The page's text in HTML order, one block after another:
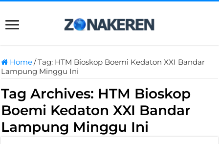
Home/Tag: HTM Bioskop Boemi Kedaton XXI Bandar
Lampung Minggu Ini
Tag Archives: HTM Bioskop
Boemi Kedaton XXI Bandar
Lampung Minggu Ini